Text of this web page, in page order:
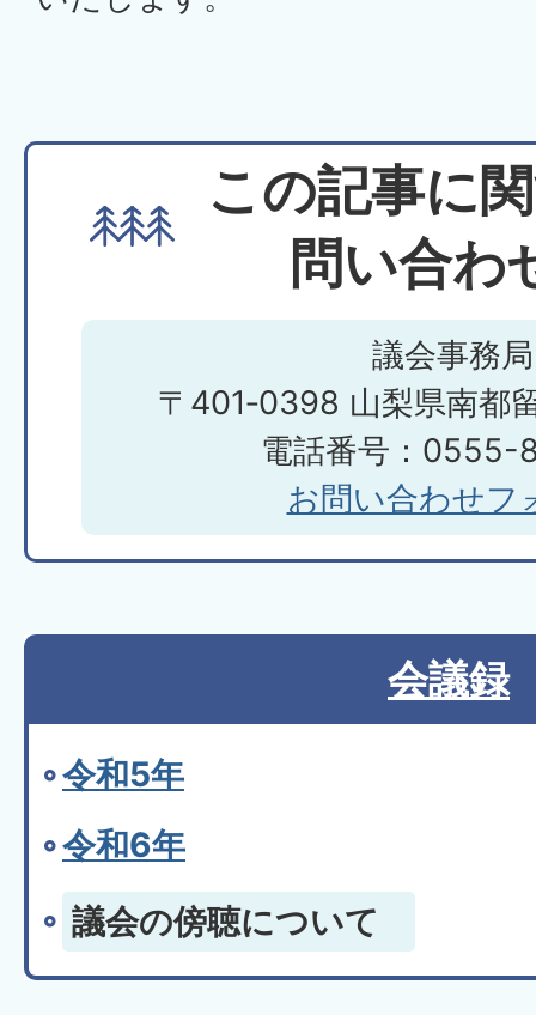
この記事に
問い合わ
議会事務局
〒401‐0398 山梨県南都
電話番号：0555-
お問い合わせフ
会議録
令和5年
令和6年
議会の傍聴について